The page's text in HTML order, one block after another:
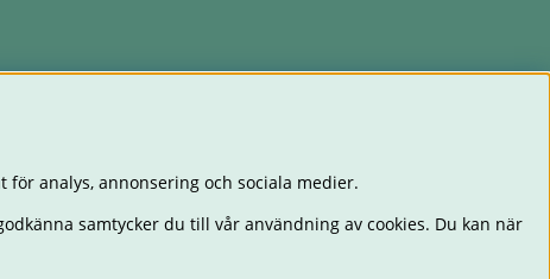
analys, annonsering och sociala medier.
samtycker du till vår användning av cookies. Du kan när